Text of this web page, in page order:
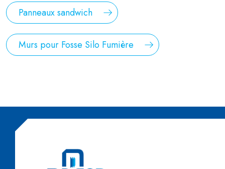
Panneaux sandwich
Murs pour Fosse Silo Fumière